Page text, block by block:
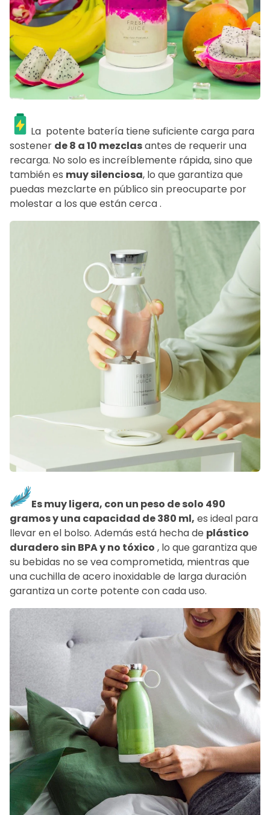
La potente batería tiene suficiente carga para
sostener de 8 a 10 mezclasantes de requerir una
recarga. No solo es increíblemente rápida, sino que
también es muy silenciosa, lo que garantiza que
puedas mezclarte en público sin preocuparte por
molestar a los que están cerca .
Es muy ligera, con un peso de solo 490
gramos y una capacidad de 380 ml, es ideal para
llevar en el bolso. Además está hecha de plástico
duradero sin BPA y no tóxico , lo que garantiza que
su bebidas no se vea comprometida, mientras que
una cuchilla de acero inoxidable de larga duración
garantiza un corte potente con cada uso.